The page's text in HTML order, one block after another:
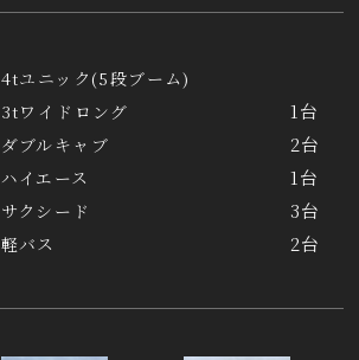
4tユニック(5段ブーム)
3tワイドロング
ダブルキャブ
ハイエース
サクシード
軽バス
1台
2台
1台
3台
2台